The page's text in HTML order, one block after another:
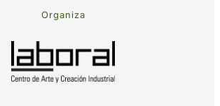
Organiza